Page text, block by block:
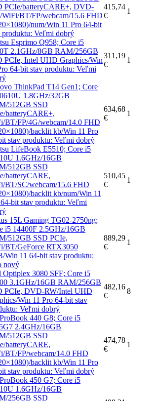
PCIe/batteryCARE+, DVD-
WiFi/BT/FP/webcam/15.6 FHD
num/Win 11 Pro 64-bit
produktu: Veľmi dobrý
415,74
€
1
Esprimo Q958; Core i5
2.1GHz/8GB RAM/256GB
PCIe, Intel UHD Graphics/Win
64-bit stav produktu: Veľmi
311,19
€
1
ThinkPad T14 Gen1; Core
1.8GHz/32GB
512GB SSD
batteryCARE+,
BT/FP/4G/webcam/14.0 FHD
backlit kb/Win 11 Pro
stav produktu: Veľmi dobrý
634,68
€
1
LifeBook E5510; Core i5
1.6GHz/16GB
512GB SSD
batteryCARE,
BT/SC/webcam/15.6 FHD
backlit kb/num/Win 11
bit stav produktu: Veľmi
510,45
€
1
15L Gaming TG02-2750ng;
i5 14400F 2.5GHz/16GB
512GB SSD PCIe,
BT/GeForce RTX3050
Win 11 64-bit stav produktu:
nový
889,29
€
1
Optiplex 3080 SFF; Core i5
3.1GHz/16GB RAM/256GB
PCIe, DVD-RW/Intel UHD
Win 11 Pro 64-bit stav
Veľmi dobrý
482,16
€
8
440 G8; Core i5
2.4GHz/16GB
512GB SSD
batteryCARE,
BT/FP/webcam/14.0 FHD
backlit kb/Win 11 Pro
stav produktu: Veľmi dobrý
474,78
€
1
450 G7; Core i5
1.6GHz/16GB
256GB SSD